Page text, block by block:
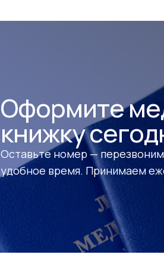
Оформите
книжку
Оставьте номер —
удобное время. Принимаем